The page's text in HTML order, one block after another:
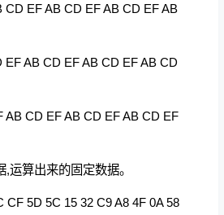
CD EF AB CD EF AB CD EF AB
EF AB CD EF AB CD EF AB CD
AB CD EF AB CD EF AB CD EF
运算出来的固定数据。
CF 5D 5C 15 32 C9 A8 4F 0A 58